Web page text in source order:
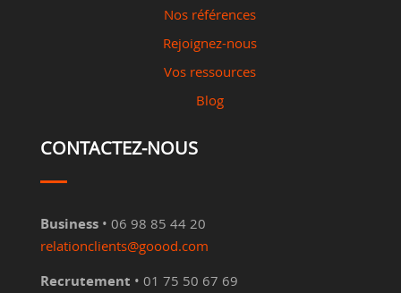
Nos références
Rejoignez-nous
Vos ressources
Blog
CONTACTEZ-NOUS
Business • 06 98 85 44 20
relationclients@goood.com
Recrutement • 01 75 50 67 69